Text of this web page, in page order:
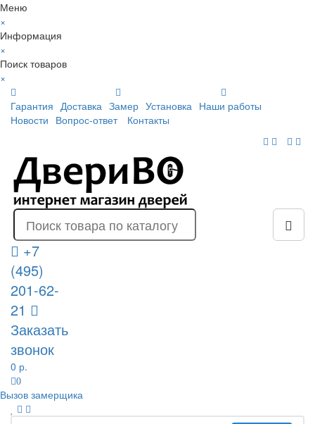
Меню
×
Информация
×
Поиск товаров
×
Гарантия Доставка Замер Установка Наши работы
Новости Вопрос-ответ Контакты
+7
(495)
201-62-
21
Заказать
звонок
0 р.
0
Вызов замерщика